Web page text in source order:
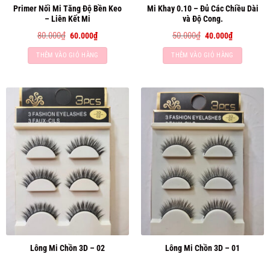
Primer Nối Mi Tăng Độ Bền Keo
– Liên Kết Mi
80.000₫ Giá
là:
80.000₫.
60.000₫Giá
hiện
tại
là:
60.000₫.
THÊM VÀO GIỎ HÀNG
Mi Khay 0.10 – Đủ Các Chiều Dài
và Độ Cong.
50.000₫ Giá
là:
50.000₫.
40.000₫Giá
hiện
tại
là:
40.000₫.
THÊM VÀO GIỎ HÀNG
Lông Mi Chồn 3D – 02 Lông Mi Chồn 3D – 01